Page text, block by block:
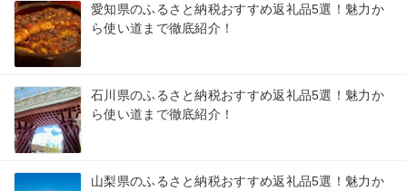
愛知県のふるさと納税おすすめ返礼品5選！魅力か
ら使い道まで徹底紹介！
石川県のふるさと納税おすすめ返礼品5選！魅力か
ら使い道まで徹底紹介！
山梨県のふるさと納税おすすめ返礼品5選！魅力か